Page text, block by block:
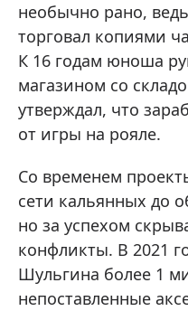
необычно рано,
торговал копиями
К 16 годам юноша
магазином со
утверждал, что
от игры на рояле.
Со временем
сети кальянных до
но за успехом
конфликты. В 2021
Шульгина более 1
непоставленные